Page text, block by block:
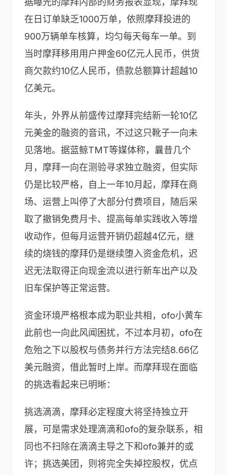
在日订单缺乏1000万单，依照摩拜投进的
900万辆单车核算，均匀每天每车一单。到
当时摩拜移用用户押金60亿元人民币，供货
商欠款约10亿人民币，债款总额算计超越10
亿美元。
年头，外界从前盛传过摩拜完结新一轮10亿
元美金的融资的音讯，不过这只靴子一向未
见落地。据蓝鲸TMT等媒体称，曩昔几个
月，摩拜一向在测验寻求独立融资，但实际
仍是比较严格，自上一年10月起，摩拜在商
场、运营上叫停了大部分付费项目，随后采
取了撤销免费月卡、提高每单实践收入等增
收动作，但每月运营开销仍超越4亿元，继
续的烧钱的摩拜仍是继续堕入资金危机，迟
迟无法取得正向现金流以进行新车出产以及
旧车保护等正常运营。
资金环境严格根本成为职业共相，ofo小黄车
此前也一向此风闻困扰，不过本月初，ofo在
危殆之下以股权与债务并行方法完结8.66亿
美元融资，借此暂时上岸。而摩拜现在面临
的挑选看起来已明晰：
挑选滴滴，摩拜必定程度大将坚持独立开
展，可是需求处理滴滴和ofo的复杂联系，相
同也不扫除在滴滴主导之下和ofo兼并的或
许；挑选美团，则将完全失掉控股权，优点